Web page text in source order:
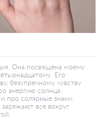
Она посвящена моему
Его
безупречному чувству
энергию солнца,
про солярные знаки,
все вокруг